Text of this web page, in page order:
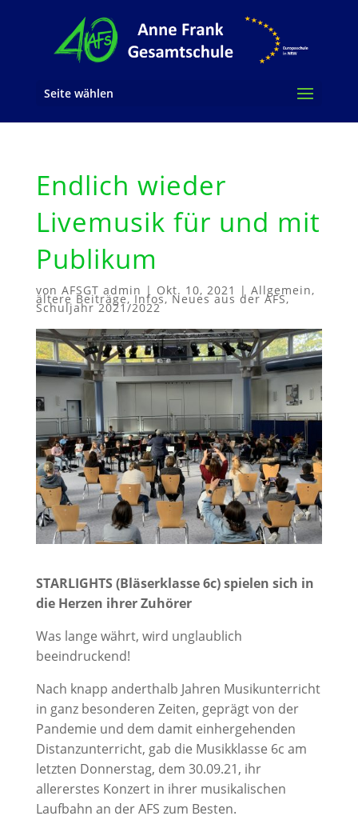
Seite wählen
Endlich wieder
Livemusik für und mit
Publikum
von AFSGT admin | Okt. 10, 2021 | Allgemein,
ältere Beiträge,Infos,Neues aus der AFS,
Schuljahr 2021/2022
STARLIGHTS (Bläserklasse 6c) spielen sich in
die Herzen ihrer Zuhörer
Was lange währt, wird unglaublich
beeindruckend!
Nach knapp anderthalb Jahren Musikunterricht
in ganz besonderen Zeiten, geprägt von der
Pandemie und dem damit einhergehenden
Distanzunterricht, gab die Musikklasse 6c am
letzten Donnerstag, dem 30.09.21, ihr
allererstes Konzert in ihrer musikalischen
Laufbahn an der AFS zum Besten.